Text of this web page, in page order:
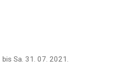
bis Sa. 31. 07. 2021 .